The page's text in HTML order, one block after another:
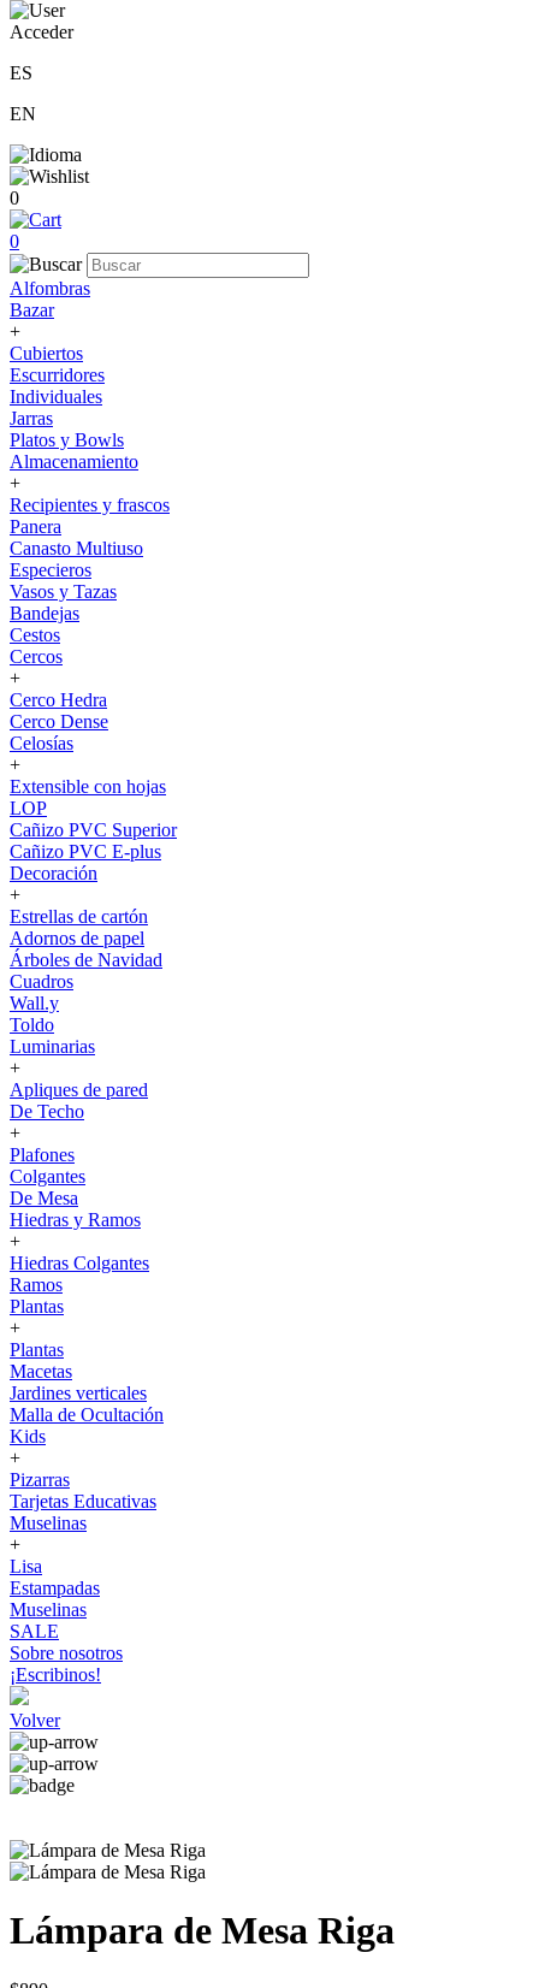
Acceder
ES
EN
0
0
Alfombras
Bazar
+
Cubiertos
Escurridores
Individuales
Jarras
Platos y Bowls
Almacenamiento
+
Recipientes y frascos
Panera
Canasto Multiuso
Especieros
Vasos y Tazas
Bandejas
Cestos
Cercos
+
Cerco Hedra
Cerco Dense
Celosías
+
Extensible con hojas
LOP
Cañizo PVC Superior
Cañizo PVC E-plus
Decoración
+
Estrellas de cartón
Adornos de papel
Árboles de Navidad
Cuadros
Wall.y
Toldo
Luminarias
+
Apliques de pared
De Techo
+
Plafones
Colgantes
De Mesa
Hiedras y Ramos
+
Hiedras Colgantes
Ramos
Plantas
+
Plantas
Macetas
Jardines verticales
Malla de Ocultación
Kids
+
Pizarras
Tarjetas Educativas
Muselinas
+
Lisa
Estampadas
Muselinas
SALE
Sobre nosotros
¡Escribinos!
Volver
Lámpara de Mesa Riga